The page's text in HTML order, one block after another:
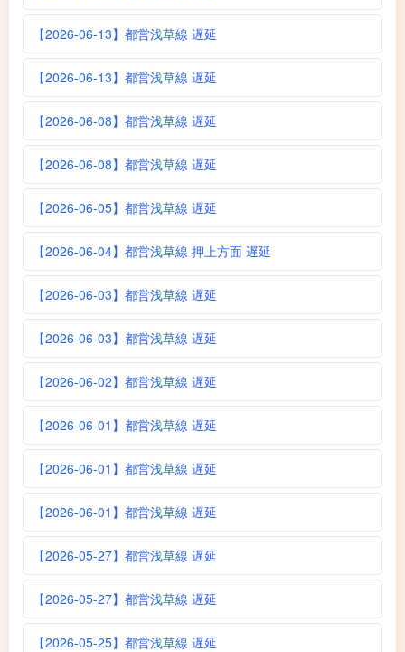
【2026-06-13】都営浅草線 遅延
【2026-06-13】都営浅草線 遅延
【2026-06-08】都営浅草線 遅延
【2026-06-08】都営浅草線 遅延
【2026-06-05】都営浅草線 遅延
【2026-06-04】都営浅草線 押上方面 遅延
【2026-06-03】都営浅草線 遅延
【2026-06-03】都営浅草線 遅延
【2026-06-02】都営浅草線 遅延
【2026-06-01】都営浅草線 遅延
【2026-06-01】都営浅草線 遅延
【2026-06-01】都営浅草線 遅延
【2026-05-27】都営浅草線 遅延
【2026-05-27】都営浅草線 遅延
【2026-05-25】都営浅草線 遅延